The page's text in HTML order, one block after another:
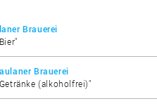
Brauerei
Brauerei
(alkoholfrei)"